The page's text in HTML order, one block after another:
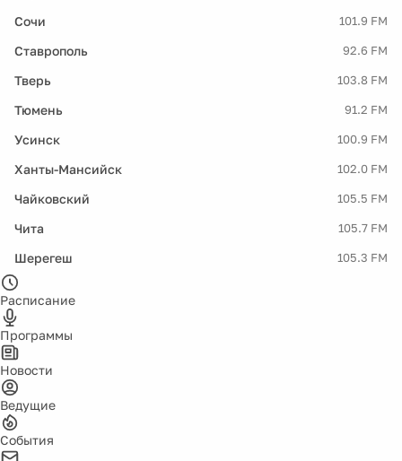
Сочи 101.9 FM
Ставрополь 92.6 FM
Тверь 103.8 FM
Тюмень 91.2 FM
Усинск 100.9 FM
Ханты-Мансийск 102.0 FM
Чайковский 105.5 FM
Чита 105.7 FM
Шерегеш 105.3 FM
Расписание
Программы
Новости
Ведущие
События